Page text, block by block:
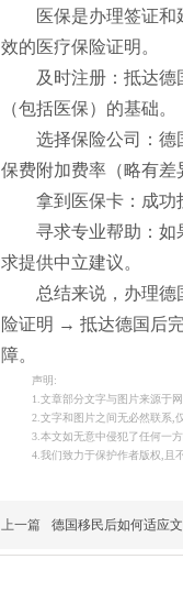
医保是办理签证
效的医疗保险证明。
及时注册：抵达
（包括医保）的基础。
选择保险公司：德
保费附加费率（略有差
拿到医保卡：成功
寻求专业帮助：如
求提供中立建议。
总结来说，办理
险证明 → 抵达德国后
障。
声明:
1.文章部分文字与图片来源于
2.文字和图片之间无必然联系,
3.本文如无意中侵犯了任何一
4.我们致力于保护作者版权,且
上一篇 德国移民后如何适应